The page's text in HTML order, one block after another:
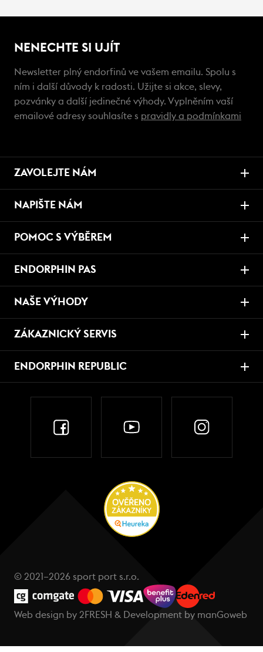
NENECHTE SI UJÍT
Newsletter plný endorfinů ve vašem emailu. Spolu s
ním i další důvody k radosti. Užijte si akce, slevy,
pozvánky a další jedinečné výhody. Vyplněním vaší
emailové adresy souhlasíte s pravidly a podmínkami
ZAVOLEJTE NÁM
NAPIŠTE NÁM
POMOC S VÝBĚREM
ENDORPHIN PAS
NAŠE VÝHODY
ZÁKAZNICKÝ SERVIS
ENDORPHIN REPUBLIC
© 2021–2026 sport port s.r.o.
Web design by 2FRESH & Development by manGoweb